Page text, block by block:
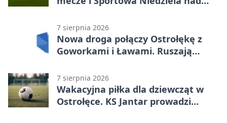
7 sierpnia 2026
Nowa droga połączy Ostrołękę z
Goworkami i Ławami. Ruszają
7 sierpnia 2026
Wakacyjna piłka dla dziewcząt w
Ostrołęce. KS Jantar prowadzi